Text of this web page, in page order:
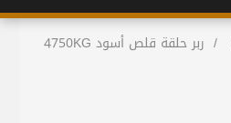
/ ربر حلقة قلص أسود 4750KG